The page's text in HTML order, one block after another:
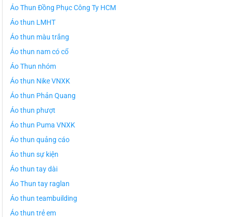
Áo Thun Đồng Phục Công Ty HCM
Áo thun LMHT
Áo thun màu trắng
Áo thun nam có cổ
Áo Thun nhóm
Áo thun Nike VNXK
Áo thun Phản Quang
Áo thun phượt
Áo thun Puma VNXK
Áo thun quảng cáo
Áo thun sự kiện
Áo thun tay dài
Áo Thun tay raglan
Áo thun teambuilding
Áo thun trẻ em